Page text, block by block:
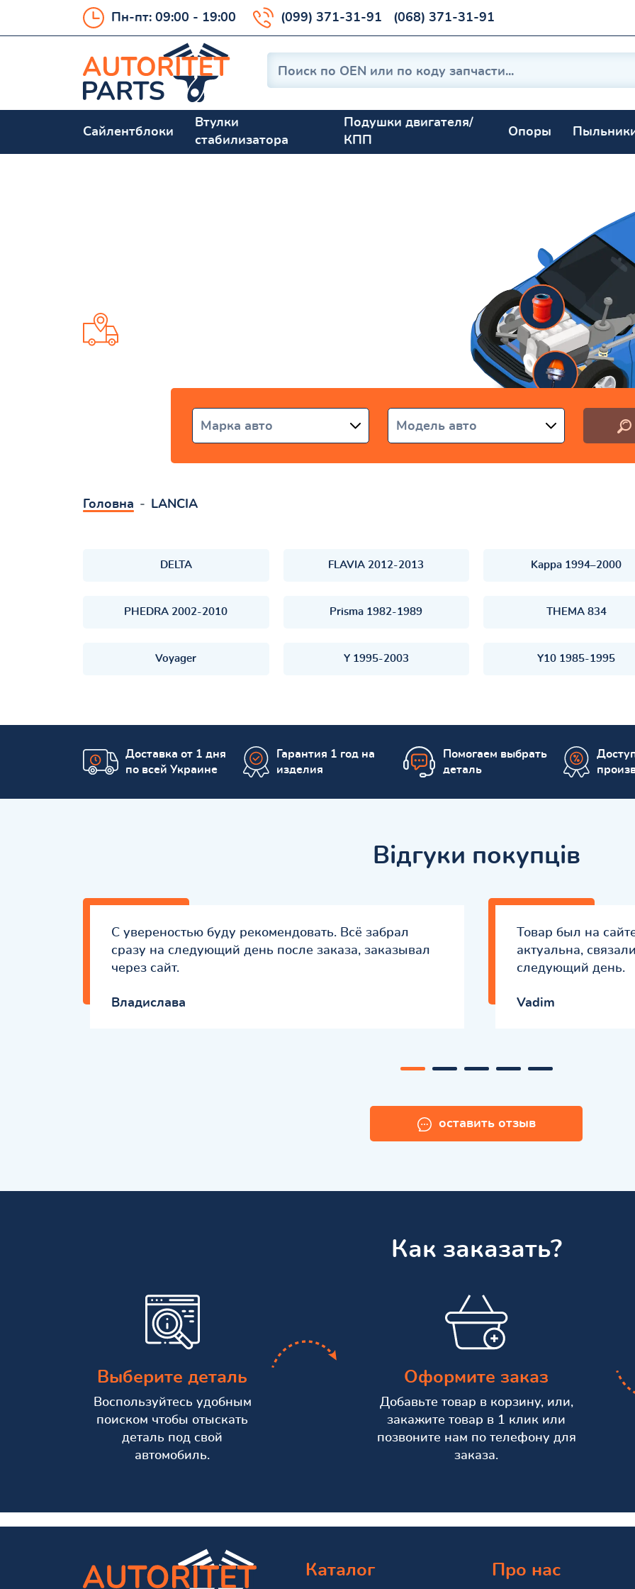
Пн-пт: 09:00 - 19:00 (099) 371-31-91 (068) 371-31-91
Сайлентблоки
Втулки
стабилизатора
Подушки двигателя/
КПП
Опоры
Марка авто Модель авто
Головна LANCIA
DELTA FLAVIA 2012-2013 Kappa 1994–2000
PHEDRA 2002-2010 Prisma 1982-1989 THEMA 834
Voyager Y 1995-2003 Y10 1985-1995
Доставка от 1 дня
по всей Украине
Гарантия 1 год на
изделия
Помогаем выбрать
деталь
Відгуки покупців
С увереностью буду рекомендовать. Всё забрал
сразу на следующий день после заказа, заказывал
через сайт.
Владислава
Товар был на
актуальна,
следующий день.
Vadim
оставить отзыв
Как заказать?
Выберите деталь
Воспользуйтесь удобным
поиском чтобы отыскать
деталь под свой
автомобиль.
Оформите заказ
Добавьте товар в корзину, или,
закажите товар в 1 клик или
позвоните нам по телефону для
заказа.
Каталог Про нас